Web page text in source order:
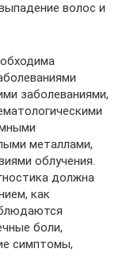
волос и
заболеваниями,
металлами,
облучения.
должна
как
боли,
симптомы,